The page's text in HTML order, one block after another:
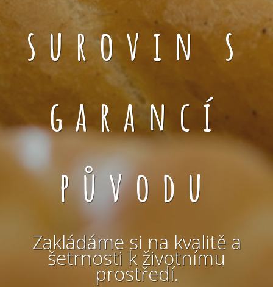
surovin s
garancí
původu
Zakládáme si na kvalitě a
šetrnosti k životnímu
prostředí.